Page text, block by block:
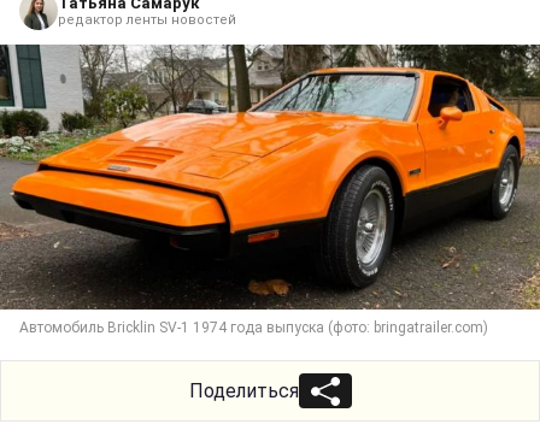
редактор ленты новостей
Автомобиль Bricklin SV-1 1974 года выпуска (фото: bringatrailer.com)
Поделиться